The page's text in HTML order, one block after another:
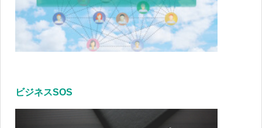
ビジネスSOS